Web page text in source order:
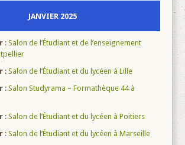
JANVIER 2025
:Salon de l’Étudiant et de l’enseignement
:Salon de l’Étudiant et du lycéen à Lille
:Salon Studyrama – Formathèque 44 à
:Salon de l’Étudiant et du lycéen à Poitiers
:Salon de l’Étudiant et du lycéen à Marseille